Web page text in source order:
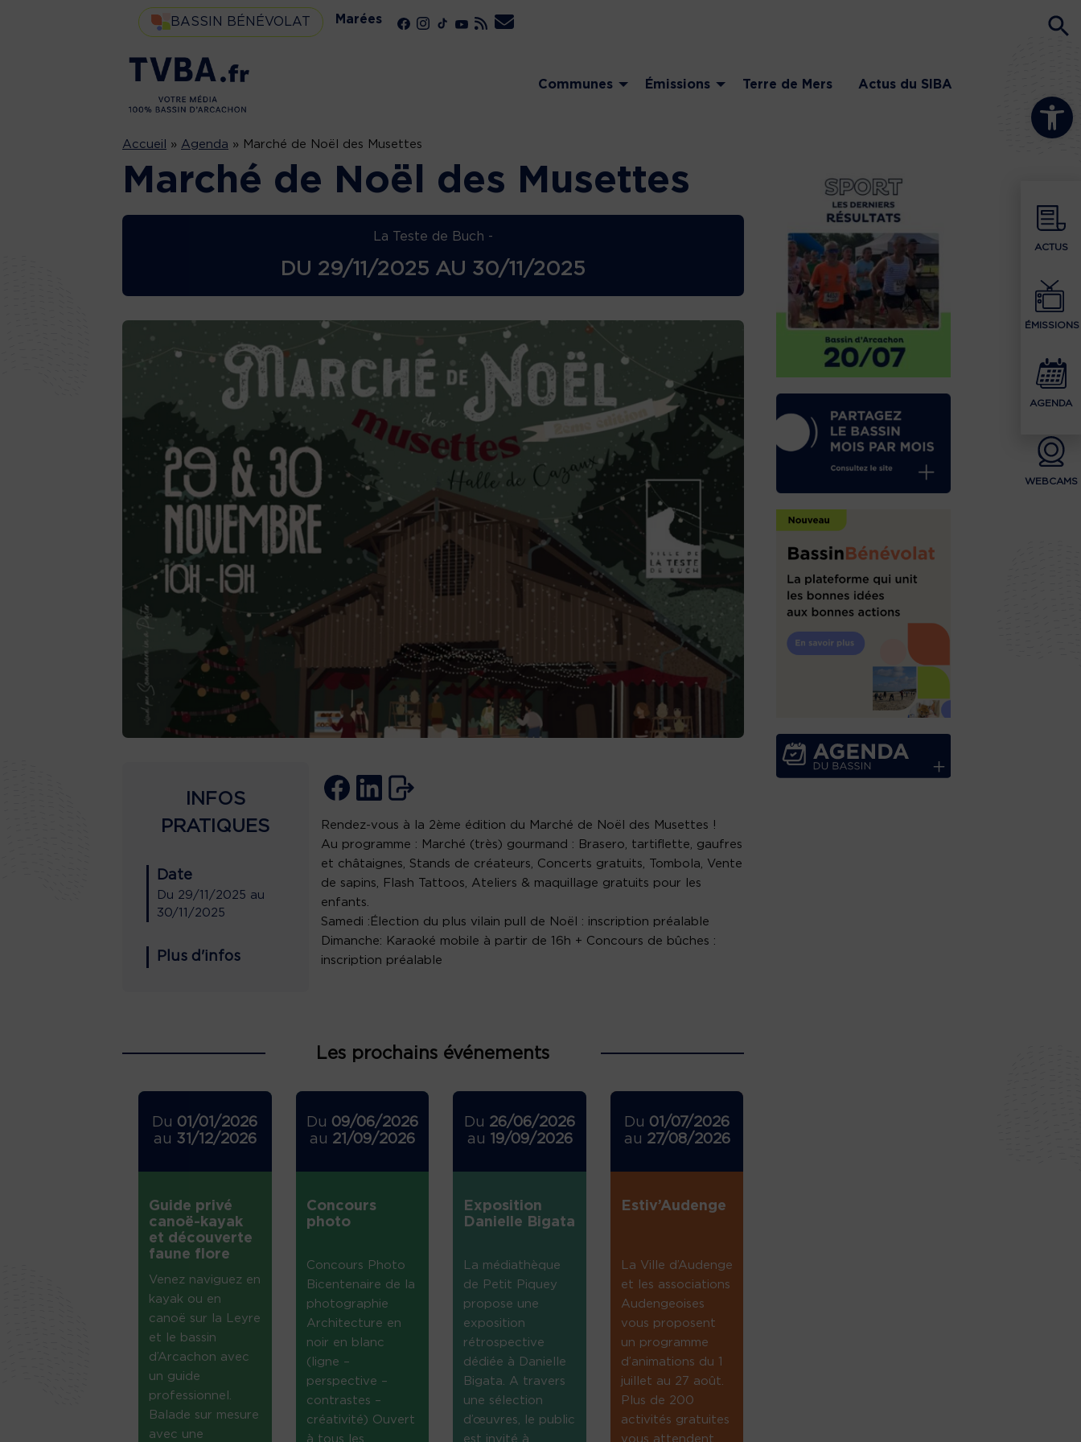
Ouvrir la
ACTUS
ÉMISSIONS
AGENDA
WEBCAMS
BASSIN BÉNÉVOLAT Marées
Communes Émissions Terre de Mers Actus du SIBA
Accueil » Agenda » Marché de Noël des Musettes
Marché de Noël des Musettes
La Teste de Buch -
DU 29/11/2025 AU 30/11/2025
INFOS
PRATIQUES
Date
Du 29/11/2025 au
30/11/2025
Plus d'infos
Rendez-vous à la 2ème édition du Marché de Noël des Musettes !
Au programme : Marché (très) gourmand : Brasero, tartiflette, gaufres
et châtaignes, Stands de créateurs, Concerts gratuits, Tombola, Vente
de sapins, Flash Tattoos, Ateliers & maquillage gratuits pour les
enfants.
Samedi :Élection du plus vilain pull de Noël : inscription préalable
Dimanche: Karaoké mobile à partir de 16h + Concours de bûches :
inscription préalable
Les prochains événements
Du 01/01/2026
au 31/12/2026
Guide privé
canoë-kayak
et découverte
faune flore
Venez naviguez en
kayak ou en
canoë sur la Leyre
et le bassin
d’Arcachon avec
un guide
professionnel.
Balade sur mesure
avec une
Du 09/06/2026
au 21/09/2026
Concours
photo
Concours Photo
Bicentenaire de la
photographie
Architecture en
noir en blanc
(ligne –
perspective –
contrastes –
créativité) Ouvert
à tous les
Du 26/06/2026
au 19/09/2026
Exposition
Danielle Bigata
La médiathèque
de Petit Piquey
propose une
exposition
rétrospective
dédiée à Danielle
Bigata. A travers
une sélection
d’œuvres, le public
est invité à
Du 01/07/2026
au 27/08/2026
Estiv’Audenge
La Ville d’Audenge
et les associations
Audengeoises
vous proposent
un programme
d’animations du 1
juillet au 27 août.
Plus de 200
activités gratuites
vous attendent....